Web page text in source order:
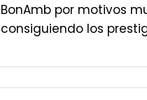
BonAmb por motivos
consiguiendo los